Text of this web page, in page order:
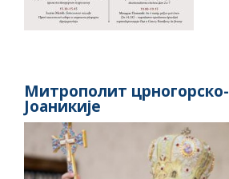
Митрополит
Јоаникије